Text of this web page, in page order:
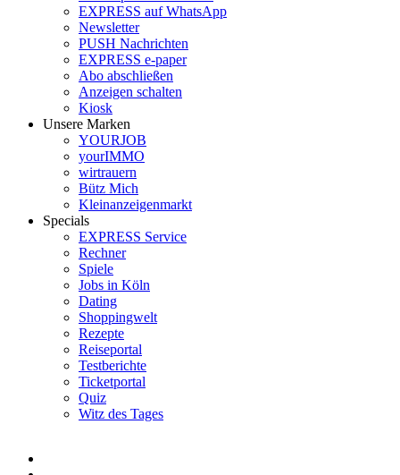
EXPRESS auf WhatsApp
Newsletter
PUSH Nachrichten
EXPRESS e-paper
Abo abschließen
Anzeigen schalten
Kiosk
Unsere Marken
YOURJOB
yourIMMO
wirtrauern
Bütz Mich
Kleinanzeigenmarkt
Specials
EXPRESS Service
Rechner
Spiele
Jobs in Köln
Dating
Shoppingwelt
Rezepte
Reiseportal
Testberichte
Ticketportal
Quiz
Witz des Tages